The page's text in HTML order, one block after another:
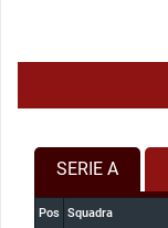
SERIE A
Pos Squadra